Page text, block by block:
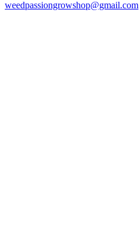
weedpassiongrowshop@gmail.com